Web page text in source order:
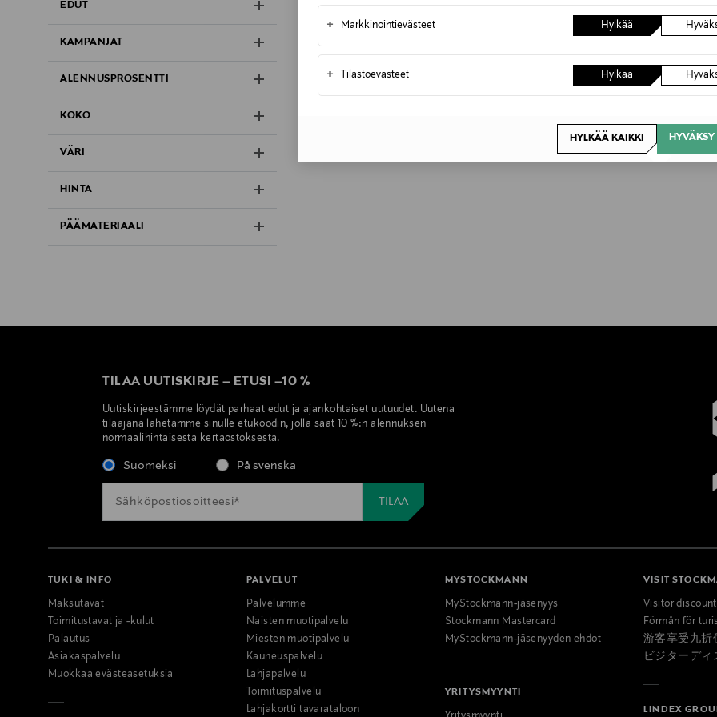
+ Markkinointievästeet Hylkää
+ Tilastoevästeet Hylkää
HYLKÄÄ KAIKKI
EDUT
KAMPANJAT
ALENNUSPROSENTTI
KOKO
VÄRI
HINTA
PÄÄMATERIAALI
TILAA UUTISKIRJE – ETUSI –10 %
Uutiskirjeestämme löydät parhaat edut ja ajankohtaiset uutuudet. Uutena
tilaajana lähetämme sinulle etukoodin, jolla saat 10 %:n alennuksen
normaalihintaisesta kertaostoksesta.
Suomeksi På svenska
TUKI & INFO
Maksutavat
Toimitustavat ja -kulut
Palautus
Asiakaspalvelu
Muokkaa evästeasetuksia
PALVELUT
Palvelumme
Naisten muotipalvelu
Miesten muotipalvelu
Kauneuspalvelu
Lahjapalvelu
Toimituspalvelu
Lahjakortti tavarataloon
MYSTOCKMANN
MyStockmann-jäsenyys
Stockmann Mastercard
MyStockmann-jäsenyyden ehdot
YRITYSMYYNTI
VISIT
Visitor discount
Förmån för
游客享受九折
ビジターディ
LINDEX